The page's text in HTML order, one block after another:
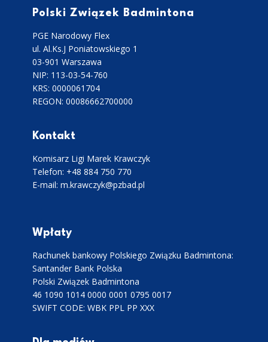
Polski Związek Badmintona
PGE Narodowy Flex
ul. Al.Ks.J Poniatowskiego 1
03-901 Warszawa
NIP: 113-03-54-760
KRS: 0000061704
REGON: 00086662700000
Kontakt
Komisarz Ligi Marek Krawczyk
Telefon: +48 884 750 770
E-mail: m.krawczyk@pzbad.pl
Wpłaty
Rachunek bankowy Polskiego Związku Badmintona:
Santander Bank Polska
Polski Związek Badmintona
46 1090 1014 0000 0001 0795 0017
SWIFT CODE: WBK PPL PP XXX